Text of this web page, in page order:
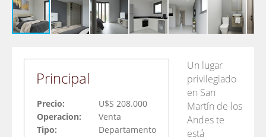
Principal
Precio:
U$S 208.000
Operacion:
Venta
Tipo:
Departamento
Un lugar
privilegiado
en San
Martín de los
Andes te
está